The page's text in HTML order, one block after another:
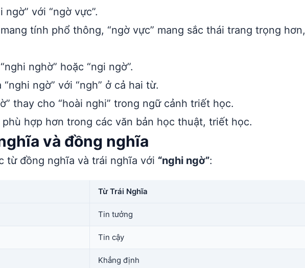
ngờ” với “ngờ vực”.
mang tính phổ thông, “ngờ vực” mang sắc thái trang trọng hơn,
nghờ” hoặc “ngi ngờ”.
ngờ” với “ngh” ở cả hai từ.
thay cho “hoài nghi” trong ngữ cảnh triết học.
phù hợp hơn trong các văn bản học thuật, triết học.
và đồng nghĩa
từ đồng nghĩa và trái nghĩa với “nghi ngờ”:
Từ Trái Nghĩa
Tin tưởng
Tin cậy
Khẳng định